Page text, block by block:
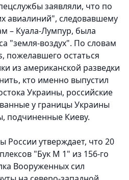
заявляли, что по
авиалиний", следовавшему
– Куала-Лумпур, была
"земля-воздух". По словам
пожелавшего остаться
из американской разведки
кто именно выпустил
Украины, российские
у границы Украины
подчиненные Киеву.
России утверждает, что 20
"Бук М 1" из 156-го
Вооруженных сил